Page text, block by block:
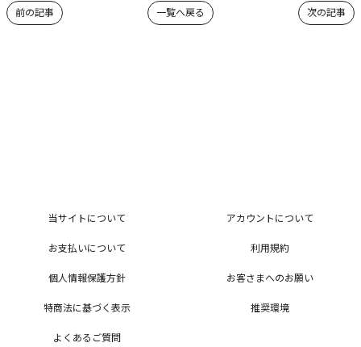
次の記事
一覧へ戻る
前の記事
当サイトについて アカウントについて
お支払いについて 利用規約
個人情報保護方針 お客さまへのお願い
特商法に基づく表示 推奨環境
よくあるご質問